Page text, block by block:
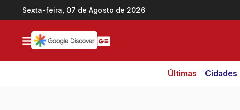
Ir direto pro conteúdo
Sexta-feira, 07 de Agosto de 2026
Últimas Cidades